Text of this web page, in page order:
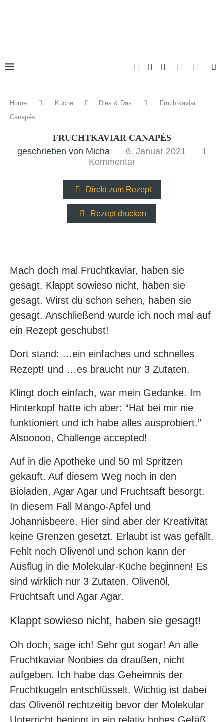
Home Küche Dies & Das
Fruchtkaviar
Canapés
FRUCHTKAVIAR CANAPÉS
geschrieben von Micha 6. Januar 2021
1
Kommentar
Direkt zum Rezept
Rezept drucken
Mach doch mal Fruchtkaviar, haben sie
gesagt. Klappt sowieso nicht, haben sie
gesagt. Wirst du schon sehen, haben sie
gesagt. Anschließend wurde ich noch mal auf
ein Rezept geschubst!
Dort stand: …ein einfaches und schnelles
Rezept! und …es braucht nur 3 Zutaten.
Klingt doch einfach, war mein Gedanke. Im
Hinterkopf hatte ich aber: “Hat bei mir nie
funktioniert und ich habe alles ausprobiert.”
Alsooooo, Challenge accepted!
Auf in die Apotheke und 50 ml Spritzen
gekauft. Auf diesem Weg noch in den
Bioladen, Agar Agar und Fruchtsaft besorgt.
In diesem Fall Mango-Apfel und
Johannisbeere. Hier sind aber der Kreativität
keine Grenzen gesetzt. Erlaubt ist was gefällt.
Fehlt noch Olivenöl und schon kann der
Ausflug in die Molekular-Küche beginnen! Es
sind wirklich nur 3 Zutaten. Olivenöl,
Fruchtsaft und Agar Agar.
Klappt sowieso nicht, haben sie gesagt!
Oh doch, sage ich! Sehr gut sogar! An alle
Fruchtkaviar Noobies da draußen, nicht
aufgeben. Ich habe das Geheimnis der
Fruchtkugeln entschlüsselt. Wichtig ist dabei
das Olivenöl rechtzeitig bevor der Molekular